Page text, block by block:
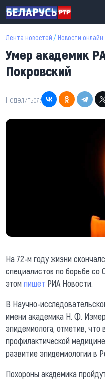
Перейти к основному содержанию
Лента новостей / Новости онлайн
Умер академик
Покровский
Поделиться:
На 72-м году жизни
специалистов по борьбе
этом пишет РИА Новости.
В Научно-
имени академика Н. Ф.
эпидемиолога, отметив,
профилактической
развитие эпидемиологии в
Похороны академика